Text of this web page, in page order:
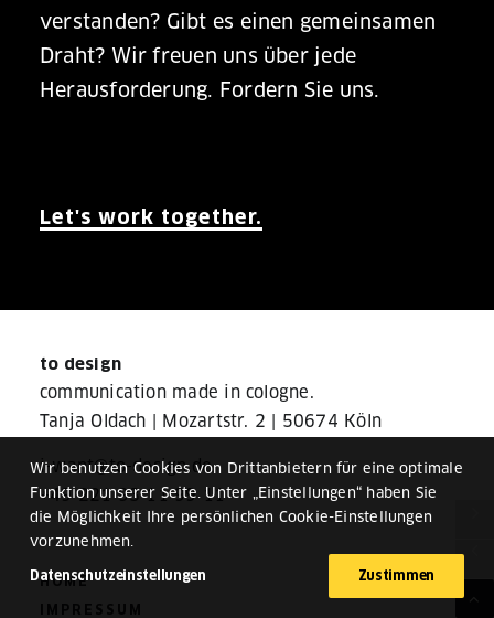
verstanden? Gibt es einen gemeinsamen
Draht? Wir freuen uns über jede
Herausforderung. Fordern Sie uns.
Let's work together.
to design
communication made in cologne.
Tanja Oldach | Mozartstr. 2 50674 Köln
i-want@to-design.de
+49 221 93 11 99 11
HOME
Wir benutzen Cookies von Drittanbietern für eine optimale
Funktion unserer Seite. Unter „Einstellungen“ haben Sie
die Möglichkeit Ihre persönlichen Cookie-Einstellungen
vorzunehmen.
Datenschutzeinstellungen Zustimmen